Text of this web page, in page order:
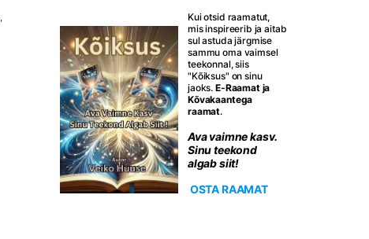
Kui otsid raamatut,
mis inspireerib ja aitab
sul astuda järgmise
sammu oma vaimsel
teekonnal, siis
"Kõiksus" on sinu
jaoks. E-Raamat ja
Kõvakaantega
raamat.
Ava vaimne kasv.
Sinu teekond
algab siit!
OSTA RAAMAT